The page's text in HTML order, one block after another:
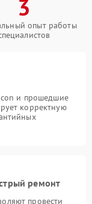
3
опыт работы
и прошедшие
корректную
ремонт
провести